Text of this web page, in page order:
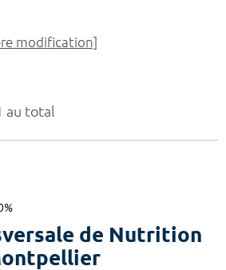
au total
de Nutrition
modification]